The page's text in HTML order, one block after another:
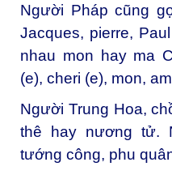
Người Pháp cũng
Jacques, pierre,
nhau mon hay ma
(e), cheri (e), mon,
Người Trung Hoa,
thê hay nương tử.
tướng công, phu